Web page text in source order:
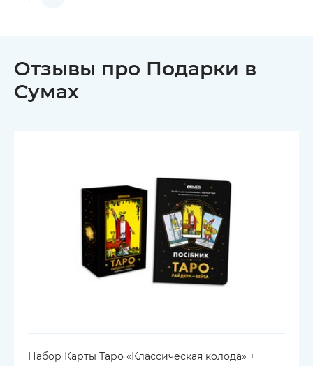
Отзывы про Подарки в
Сумах
Набор Карты Таро «Классическая колода» +